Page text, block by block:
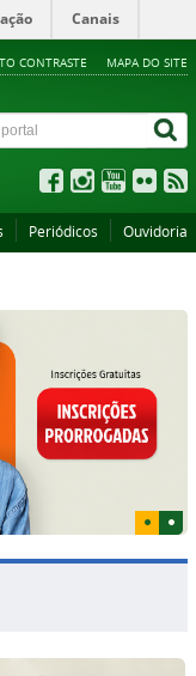
Canais
CONTRASTE MAPA DO SITE
Periódicos Ouvidoria